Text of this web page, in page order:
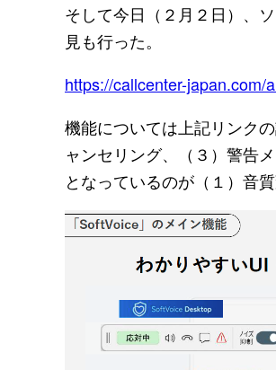
そして今日（２月２日）、
見も行った。
https://callcenter-japan.com/
機能については上記リンク
ャンセリング、（３）警告
となっているのが（１）音